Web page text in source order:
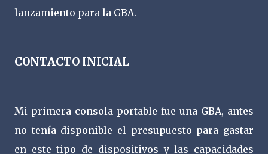
lanzamiento para la GBA.
CONTACTO INICIAL
Mi primera consola portable fue una GBA, antes
no tenía disponible el presupuesto para gastar
en este tipo de dispositivos y las capacidades